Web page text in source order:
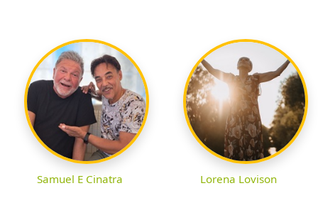
Samuel E Cinatra Lorena Lovison